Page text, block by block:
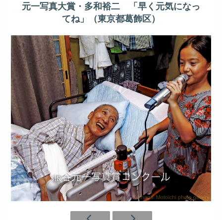
元一写真大賞・多和裕二 「早く元気になっ
てね」（東京都葛飾区）